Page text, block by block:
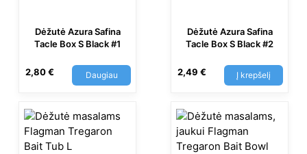
Dėžutė Azura Safina
Tacle Box S Black #1
2,80€ Daugiau
Dėžutė Azura Safina
Tacle Box S Black #2
2,49 € Į krepšelį